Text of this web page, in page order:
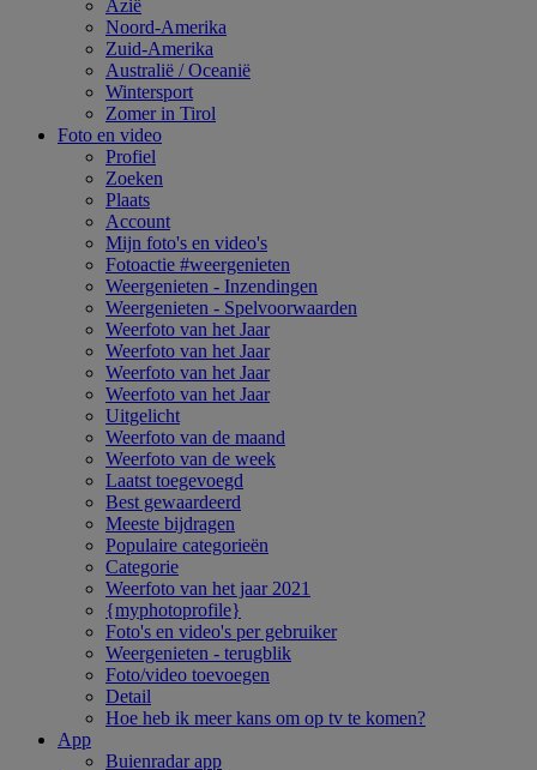
Azië
Noord-Amerika
Zuid-Amerika
Australië / Oceanië
Wintersport
Zomer in Tirol
Foto en video
Profiel
Zoeken
Plaats
Account
Mijn foto's en video's
Fotoactie #weergenieten
Weergenieten - Inzendingen
Weergenieten - Spelvoorwaarden
Weerfoto van het Jaar
Weerfoto van het Jaar
Weerfoto van het Jaar
Weerfoto van het Jaar
Uitgelicht
Weerfoto van de maand
Weerfoto van de week
Laatst toegevoegd
Best gewaardeerd
Meeste bijdragen
Populaire categorieën
Categorie
Weerfoto van het jaar 2021
{myphotoprofile}
Foto's en video's per gebruiker
Weergenieten - terugblik
Foto/video toevoegen
Detail
Hoe heb ik meer kans om op tv te komen?
App
Buienradar app